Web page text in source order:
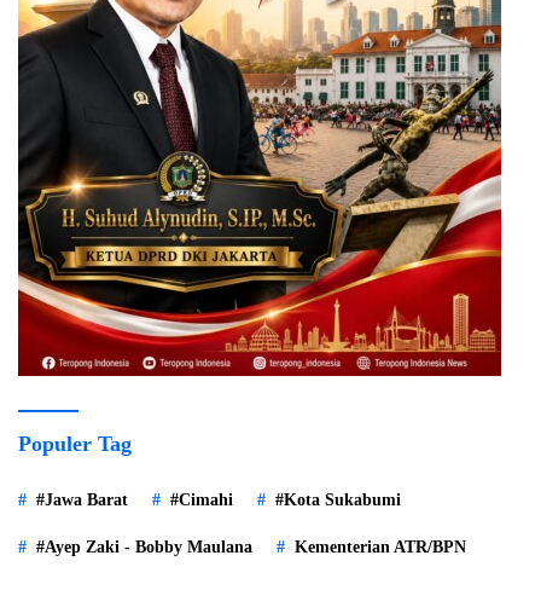
Populer Tag
#Jawa Barat #Cimahi #Kota Sukabumi
#Ayep Zaki - Bobby Maulana Kementerian ATR/BPN